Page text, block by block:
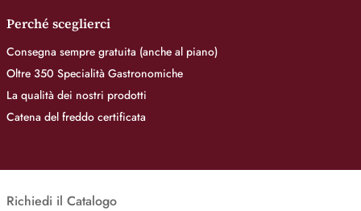
Perché sceglierci
Consegna sempre gratuita (anche al piano)
Oltre 350 Specialità Gastronomiche
La qualità dei nostri prodotti
Catena del freddo certificata
Richiedi il Catalogo